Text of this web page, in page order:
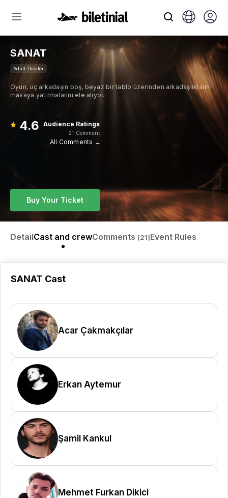
SANAT
Adult Theater
Oyun, üç arkadaşın boş, beyaz bir tablo üzerinden arkadaşlıklarını
masaya yatırmalarını ele alıyor.
4.6 Audience Ratings
21 Comment
All Comments →
Buy Your Ticket
DetailCast and crewComments [21]Event Rules
SANAT Cast
Acar Çakmakçılar
Erkan Aytemur
Şamil Kankul
Mehmet Furkan Dikici